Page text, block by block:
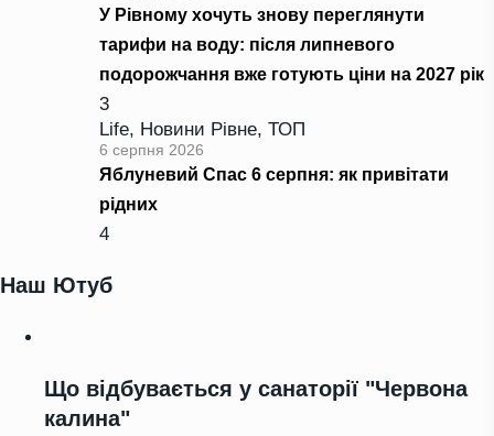
У Рівному хочуть знову переглянути
тарифи на воду: після липневого
подорожчання вже готують ціни на 2027 рік
3
Life, Новини Рівне, ТОП
6 серпня 2026
Яблуневий Спас 6 серпня: як привітати
рідних
4
Наш Ютуб
Що відбувається у санаторії "Червона
калина"